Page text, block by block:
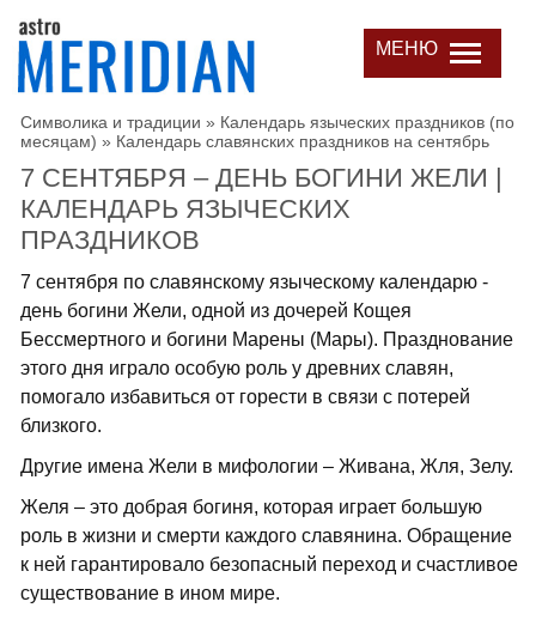
МЕНЮ
Символика и традиции » Календарь языческих праздников (по
месяцам) » Календарь славянских праздников на сентябрь
7 СЕНТЯБРЯ – ДЕНЬ БОГИНИ ЖЕЛИ |
КАЛЕНДАРЬ ЯЗЫЧЕСКИХ
ПРАЗДНИКОВ
7 сентября по славянскому языческому календарю -
день богини Жели, одной из дочерей Кощея
Бессмертного и богини Марены (Мары). Празднование
этого дня играло особую роль у древних славян,
помогало избавиться от горести в связи с потерей
близкого.
Другие имена Жели в мифологии – Живана, Жля, Зелу.
Желя – это добрая богиня, которая играет большую
роль в жизни и смерти каждого славянина. Обращение
к ней гарантировало безопасный переход и счастливое
существование в ином мире.